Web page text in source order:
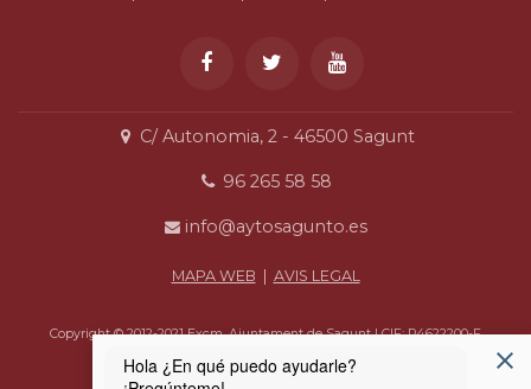
C/ Autonomia, 2 - 46500 Sagunt
96 265 58 58
info@aytosagunto.es
MAPA WEB | AVIS LEGAL
Copyright © 2012-2021 Excm. Ajuntament de Sagunt | CIF: P4622200-F